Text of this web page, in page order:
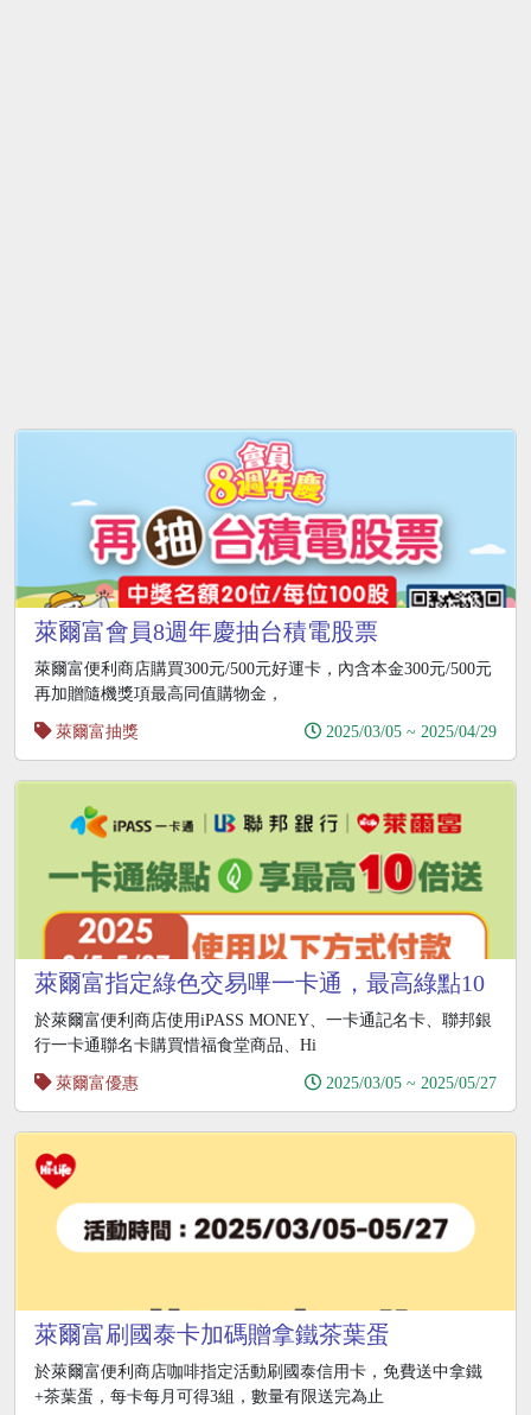
萊爾富會員8週年慶抽台積電股票
萊爾富便利商店購買300元/500元好運卡，內含本金300元/500元
再加贈隨機獎項最高同值購物金，
萊爾富抽獎
2025/03/05 ~ 2025/04/29
萊爾富指定綠色交易嗶一卡通，最高綠點10
倍送
於萊爾富便利商店使用iPASS MONEY、一卡通記名卡、聯邦銀
行一卡通聯名卡購買惜福食堂商品、Hi
萊爾富優惠
2025/03/05 ~ 2025/05/27
萊爾富刷國泰卡加碼贈拿鐵茶葉蛋
於萊爾富便利商店咖啡指定活動刷國泰信用卡，免費送中拿鐵
+茶葉蛋，每卡每月可得3組，數量有限送完為止